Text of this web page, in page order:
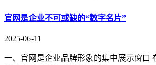
官网是企业不可或缺的“数字名片”
2025-06-11
一、官网是企业品牌形象的集中展示窗口